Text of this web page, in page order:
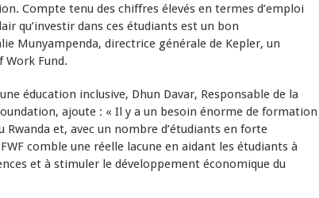
Compte tenu des chiffres élevés en termes d’emploi
qu’investir dans ces étudiants est un bon
Munyampenda, directrice générale de Kepler, un
Work Fund.
éducation inclusive, Dhun Davar, Responsable de la
ajoute : « Il y a un besoin énorme de formation
Rwanda et, avec un nombre d’étudiants en forte
comble une réelle lacune en aidant les étudiants à
et à stimuler le développement économique du